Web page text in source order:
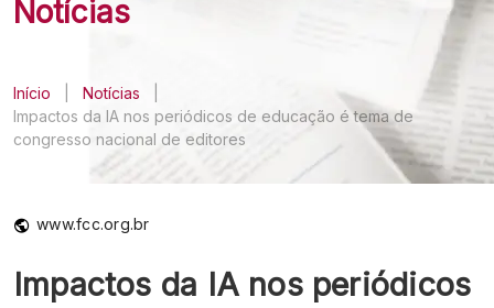
Notícias
Início Notícias
Impactos da IA nos periódicos de educação é tema de
congresso nacional de editores
www.fcc.org.br
Impactos da IA nos periódicos